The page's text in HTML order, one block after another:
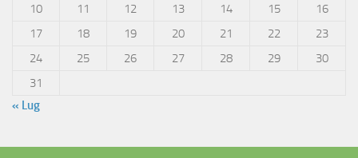
10
11 12 13 14 15
16
17
18 19 20 21 22
23
24
25 26 27 28 29
30
31
« Lug